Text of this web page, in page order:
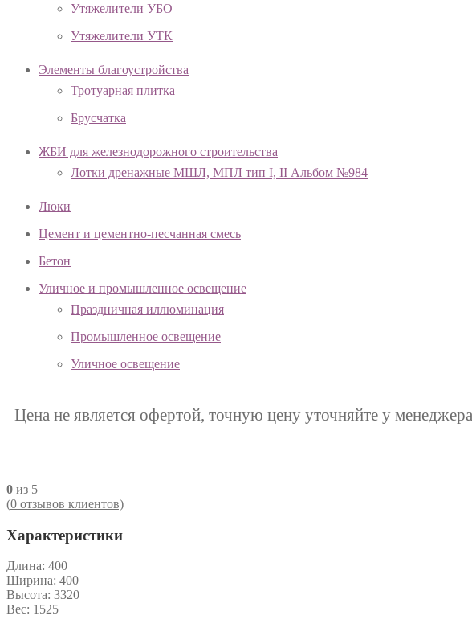
Утяжелители УБО
Утяжелители УТК
Элементы благоустройства
Тротуарная плитка
Брусчатка
ЖБИ для железнодорожного строительства
Лотки дренажные МШЛ, МПЛ тип I, II Альбом №984
Люки
Цемент и цементно-песчанная смесь
Бетон
Уличное и промышленное освещение
Праздничная иллюминация
Промышленное освещение
Уличное освещение
Цена не является офертой, точную цену уточняйте у менеджера
0 из 5
(0 отзывов клиентов)
Характеристики
Длина: 400
Ширина: 400
Высота: 3320
Вес: 1525